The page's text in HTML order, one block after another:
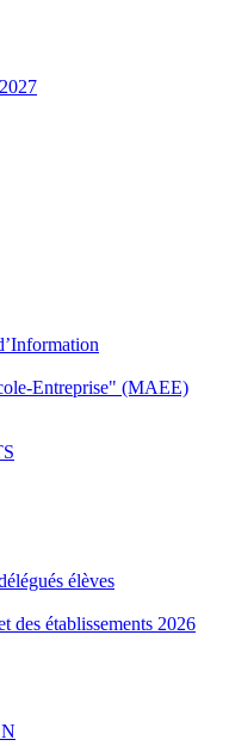
Entreprise" (MAEE)
élèves
des établissements 2026